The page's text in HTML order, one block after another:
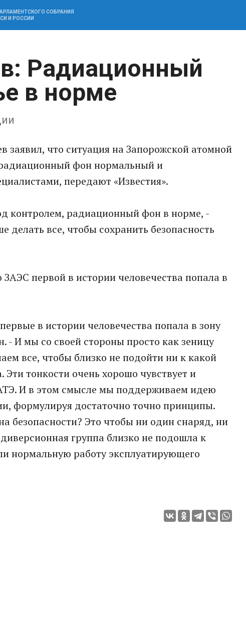
СОБРАНИЯ
И РОССИИ
Радиационный
в норме
заявил, что ситуация на Запорожской атомной
фон нормальный и
передают «Известия».
контролем, радиационный фон в норме, -
все, чтобы сохранить безопасность
первой в истории человечества попала в
в истории человечества попала в зону
- И мы со своей стороны просто как зеницу
все, чтобы близко не подойти ни к какой
тонкости очень хорошо чувствует и
И в этом смысле мы поддерживаем идею
формулируя достаточно точно принципы.
безопасности? Это чтобы ни один снаряд, ни
группа близко не подошла к
нормальную работу эксплуатирующего